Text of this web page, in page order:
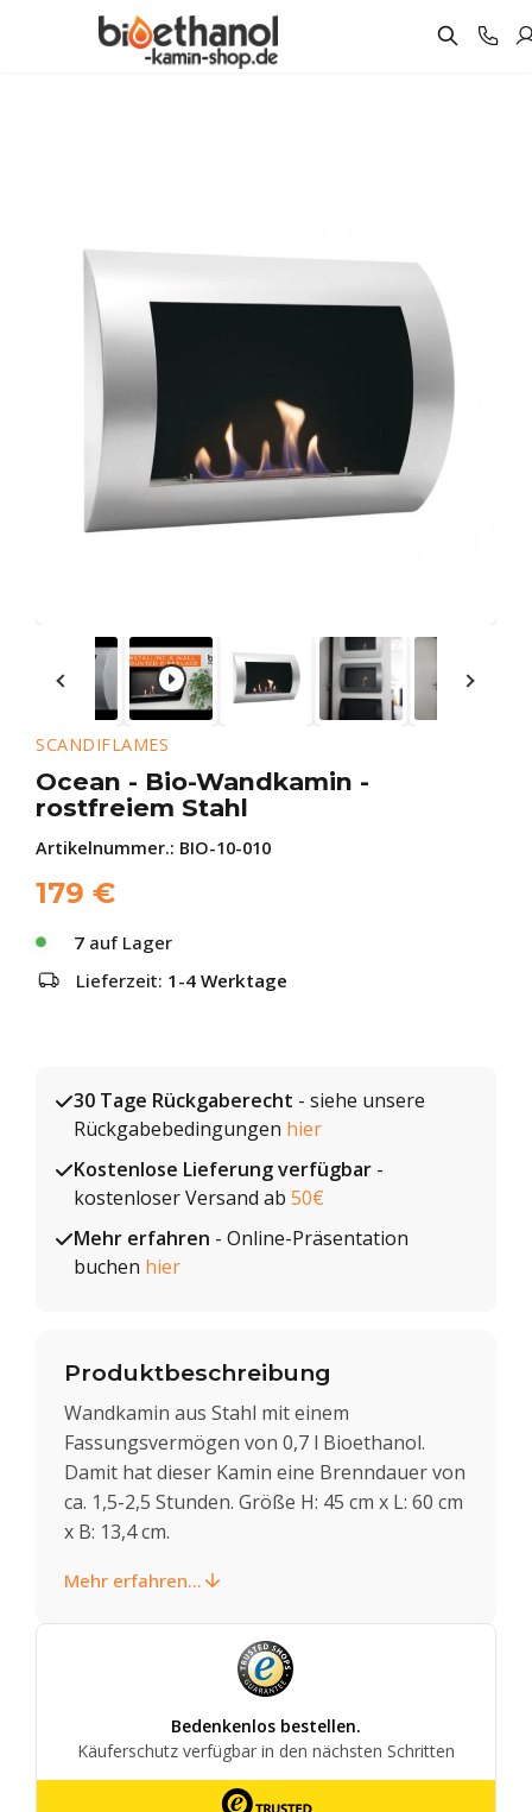
SCANDIFLAMES
Ocean - Bio-Wandkamin -
rostfreiem Stahl
Artikelnummer.: BIO-10-010
179 €
7 auf Lager
Lieferzeit: 1-4 Werktage
30 Tage Rückgaberecht - siehe unsere
Rückgabebedingungen hier
Kostenlose Lieferung verfügbar -
kostenloser Versand ab 50€
Mehr erfahren - Online-Präsentation
buchen hier
Produktbeschreibung
Wandkamin aus Stahl mit einem
Fassungsvermögen von 0,7 l Bioethanol.
Damit hat dieser Kamin eine Brenndauer von
ca. 1,5-2,5 Stunden. Größe H: 45 cm x L: 60 cm
x B: 13,4 cm.
Mehr erfahren...